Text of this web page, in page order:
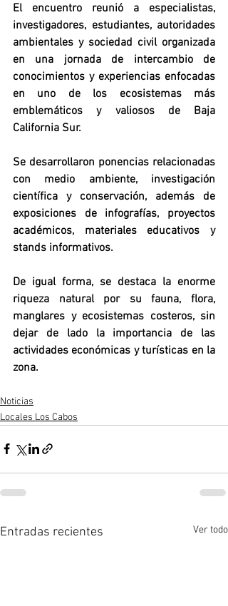
El encuentro reunió a especialistas,
investigadores, estudiantes, autoridades
ambientales y sociedad civil organizada
en una jornada de intercambio de
conocimientos y experiencias enfocadas
en uno de los ecosistemas más
emblemáticos y valiosos de Baja
California Sur.
Se desarrollaron ponencias relacionadas
con medio ambiente, investigación
científica y conservación, además de
exposiciones de infografías, proyectos
académicos, materiales educativos y
stands informativos.
De igual forma, se destaca la enorme
riqueza natural por su fauna, flora,
manglares y ecosistemas costeros, sin
dejar de lado la importancia de las
actividades económicas y turísticas en la
zona.
Noticias
Locales Los Cabos
Entradas recientes Ver todo